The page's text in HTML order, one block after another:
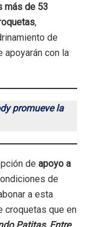
más de 53
,
de
con la
promueve la
de apoyo a
de
a esta
croquetas que en